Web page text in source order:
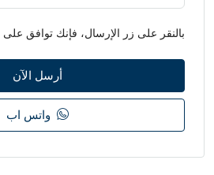
بالنقر على زر الإرسال، فإنك توافق على
أرسل الآن
واتس اب